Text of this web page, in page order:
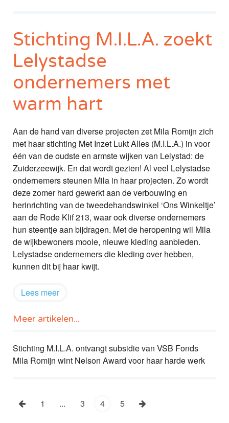
Stichting M.I.L.A. zoekt
Lelystadse
ondernemers met
warm hart
Aan de hand van diverse projecten zet Mila Romijn zich
met haar stichting Met Inzet Lukt Alles (M.I.L.A.) in voor
één van de oudste en armste wijken van Lelystad: de
Zuiderzeewijk. En dat wordt gezien! Al veel Lelystadse
ondernemers steunen Mila in haar projecten. Zo wordt
deze zomer hard gewerkt aan de verbouwing en
herinrichting van de tweedehandswinkel ‘Ons Winkeltje’
aan de Rode Klif 213, waar ook diverse ondernemers
hun steentje aan bijdragen. Met de heropening wil Mila
de wijkbewoners mooie, nieuwe kleding aanbieden.
Lelystadse ondernemers die kleding over hebben,
kunnen dit bij haar kwijt.
Lees meer
Meer artikelen...
Stichting M.I.L.A. ontvangt subsidie van VSB Fonds
Mila Romijn wint Nelson Award voor haar harde werk
1 ... 3 4 5